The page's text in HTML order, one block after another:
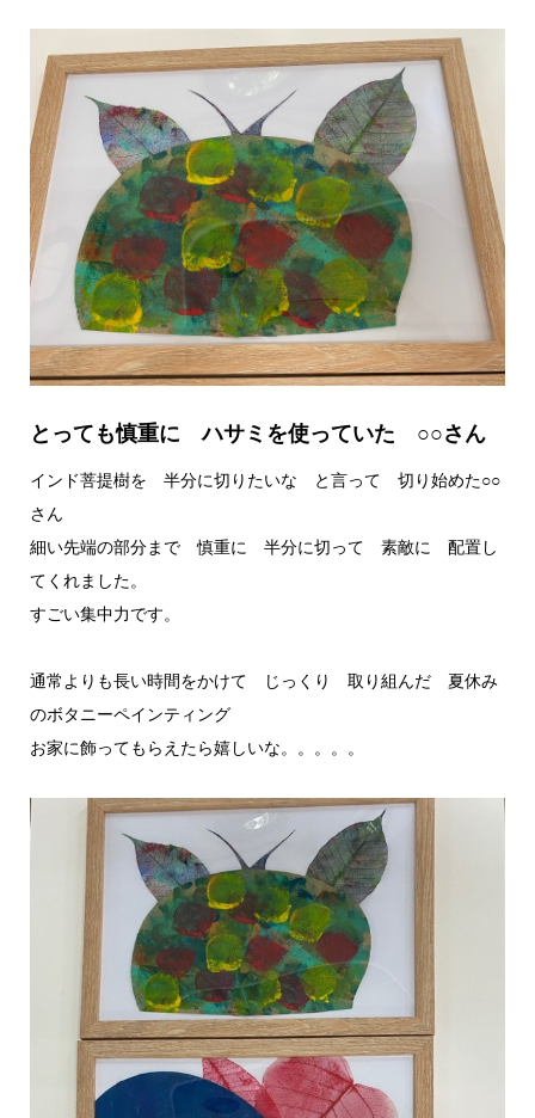
とっても慎重に ハサミを使っていた ○○さん
インド菩提樹を 半分に切りたいな と言って 切り始めた○○
さん
細い先端の部分まで 慎重に 半分に切って 素敵に 配置し
てくれました。
すごい集中力です。
通常よりも長い時間をかけて じっくり 取り組んだ 夏休み
のボタニーペインティング
お家に飾ってもらえたら嬉しいな。。。。。